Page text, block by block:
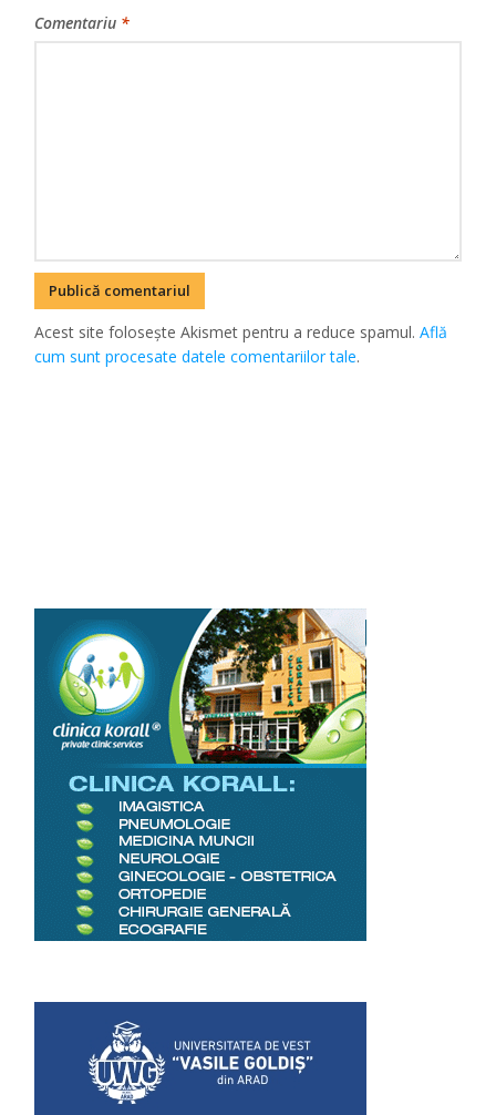
Comentariu *
Acest site folosește Akismet pentru a reduce spamul.Află
cum sunt procesate datele comentariilor tale.